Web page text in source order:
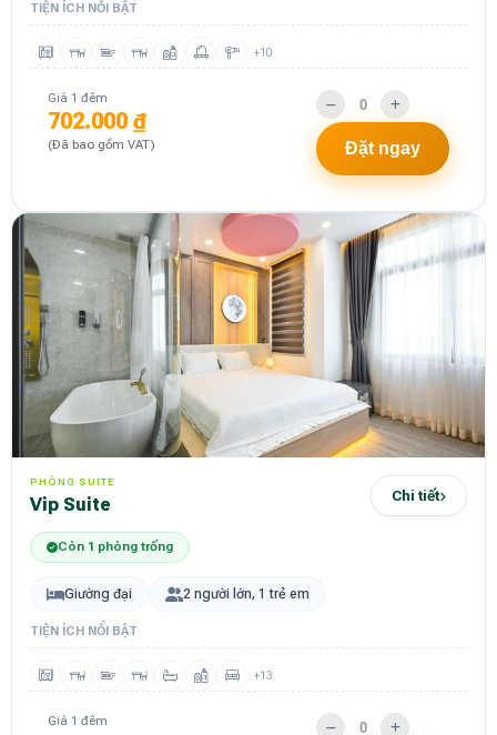
TIỆN ÍCH NỔI BẬT
+10
Giá 1 đêm
702.000 ₫
(Đã bao gồm VAT) Đặt ngay
PHÒNG SUITE
Vip Suite Chi tiết
Còn 1 phòng trống
Giường đại 2 người lớn, 1 trẻ em
TIỆN ÍCH NỔI BẬT
+13
Giá 1 đêm